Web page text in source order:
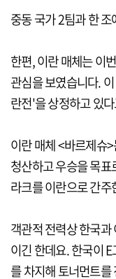
중동 국가 2팀과 한
한편, 이란 매체는 이
관심을 보였습니다.
란전'을 상정하고 있
이란 매체 <바르제슈
청산하고 우승을 목
라크를 이란으로 간
객관적 전력상 한국
이긴 한데요. 한국이
를 차지해 토너먼트